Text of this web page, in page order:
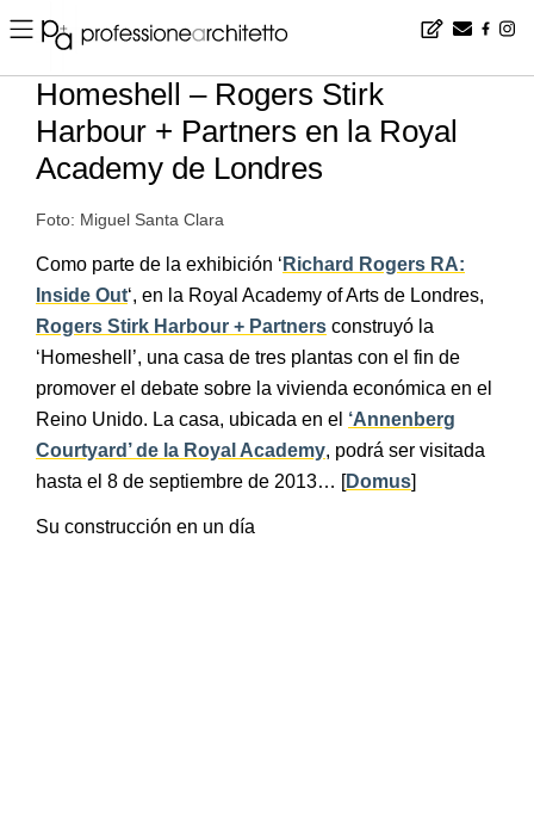
Home ▪ news ▪ es ▪ Homeshell – Rogers Stirk Harbour + Partners en la Royal Academy de Londres
Homeshell – Rogers Stirk
Harbour + Partners en la Royal
Academy de Londres
Foto: Miguel Santa Clara
Como parte de la exhibición ‘ Richard Rogers RA:
Inside Out‘, en la Royal Academy of Arts de Londres,
Rogers Stirk Harbour + Partners construyó la
‘Homeshell’, una casa de tres plantas con el fin de
promover el debate sobre la vivienda económica en el
Reino Unido. La casa, ubicada en el ‘Annenberg
Courtyard’ de la Royal Academy, podrá ser visitada
hasta el 8 de septiembre de 2013… [Domus]
Su construcción en un día